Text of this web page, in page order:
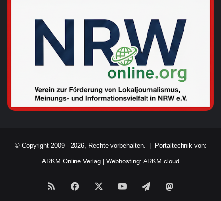
© Copyright 2009 - 2026, Rechte vorbehalten. | Portaltechnik von:
ARKM Online Verlag Webhosting: ARKM.cloud
RSS Facebook YouTubeTelegram